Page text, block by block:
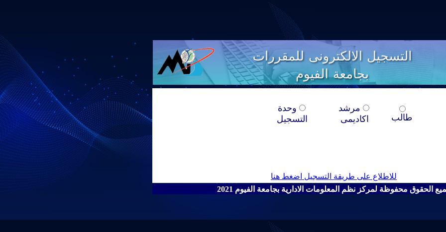
طالب
مرشد
اكاديمى
وحدة
التسجيل
للاطلاع على طريقة التسجيل اضغط هنا
الحقوق محفوظة لمركز نظم المعلومات الادارية بجامعة الفيوم 2021